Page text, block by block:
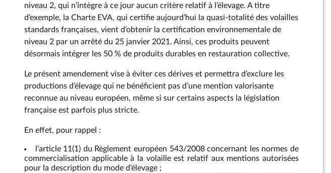
25 mars 2021
25 mars 2021
25 mars 2021
25 mars 2021
25 mars 2021
Date de dépôt
niveau 2, qui n’intègre à ce jour aucun critère relatif à l’élevage. A titre
d’exemple, la Charte EVA, qui certifie aujourd’hui la quasi-totalité des volailles
standards françaises, vient d’obtenir la certification environnementale de
niveau 2 par un arrêté du 25 janvier 2021. Ainsi, ces produits peuvent
désormais intégrer les 50 % de produits durables en restauration collective.
Le présent amendement vise à éviter ces dérives et permettra d’exclure les
productions d’élevage qui ne bénéficient pas d’une mention valorisante
reconnue au niveau européen, même si sur certains aspects la législation
française est parfois plus stricte.
En effet, pour rappel :
l’article 11(1) du Règlement européen 543/2008 concernant les normes de
commercialisation applicable à la volaille est relatif aux mentions autorisées
pour la description du mode d’élevage ;